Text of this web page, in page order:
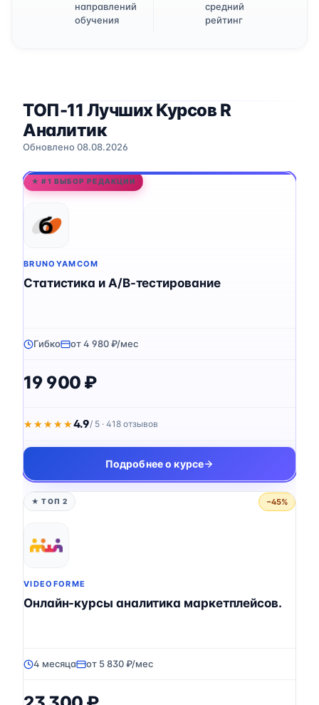
направлений
обучения
средний
рейтинг
ТОП-11 Лучших Курсов R
Аналитик
Обновлено 08.08.2026
★ #1 ВЫБОР РЕДАКЦИИ
BRUNOYAMCOM
Статистика и A/B-тестирование
Гибко от 4 980 ₽/мес
19 900 ₽
★★★★★
★★★★★4.9/ 5 · 418 отзывов
Подробнее о курсе
★ ТОП 2 −45%
VIDEOFORME
Онлайн-курсы аналитика маркетплейсов.
4 месяца от 5 830 ₽/мес